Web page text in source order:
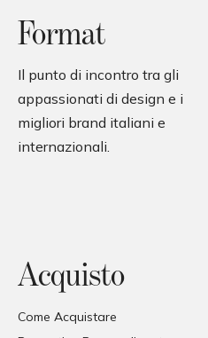
Format
Il punto di incontro tra gli
appassionati di design e i
migliori brand italiani e
internazionali.
Acquisto
Come Acquistare